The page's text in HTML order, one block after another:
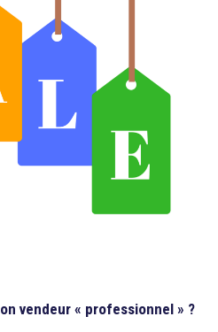
vendeur « professionnel » ?